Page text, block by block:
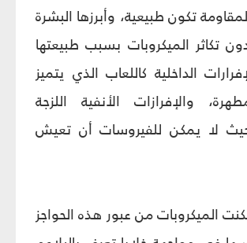
تكون طبيعية، وأبرزها البشرة
تكاثر الميكروبات بسبب طبيعتها
الداخلية كاللعاب الذي يتميز
والإفرازات الأنفية اللزجة
لا يمكن للفيروسات أن تعيش
الميكروبات من عبور هذه الحواجز